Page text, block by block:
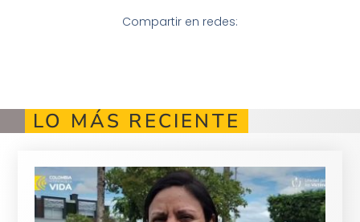
Compartir en redes:
LO MÁS RECIENTE